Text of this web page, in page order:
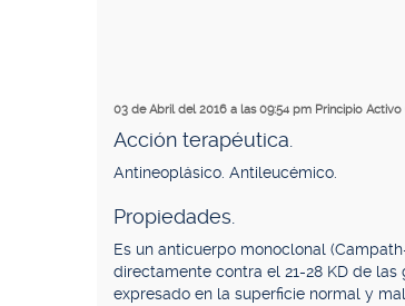
03 de Abril del 2016 a las 09:54 pm Principio Activo
Acción terapéutica.
Antineoplásico. Antileucémico.
Propiedades.
Es un anticuerpo monoclonal
directamente contra el 21-28 KD de las
expresado en la superficie normal y